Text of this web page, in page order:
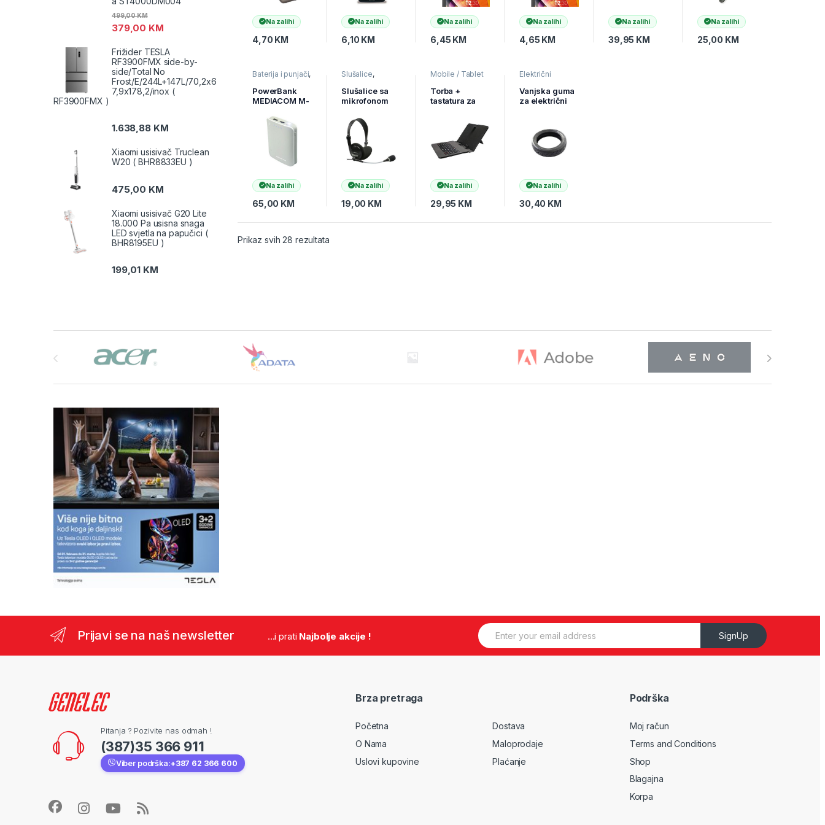
Na zalihi
4,70 KM
Na zalihi
6,10 KM
Na zalihi
6,45 KM
Na zalihi
4,65 KM
Na zalihi
39,95 KM
Na zalihi
25,00 KM
Baterija i punjači,
Elektronika
Punjive baterije
PowerBank
MEDIACOM M-
punjač za
baterije
Na zalihi
65,00 KM
Slušalice,
audio
Slušalice sa
mikrofonom
AP855
Na zalihi
19,00 KM
Mobile / Tablet
Uređaji
Torba +
tastatura za
CASEK7 7″
Na zalihi
29,95 KM
Električni
Elektronika,
eMobilnost
Vanjska guma
za električni
Na zalihi
30,40 KM
Prikaz svih 28 rezultata
379,00 KM
499,00KM
Frižider TESLA
RF3900FMX side-by-
side/Total No
Frost/E/244L+147L/70,2x6
7,9x178,2/inox (
RF3900FMX )
1.638,88 KM
Xiaomi usisivač Truclean
W20 ( BHR8833EU )
475,00 KM
Xiaomi usisivač G20 Lite
18.000 Pa usisna snaga
LED svjetla na papučici (
BHR8195EU )
199,01 KM
Prijavi se na naš newsletter ...i prati Najbolje akcije !
E
m
SignUp
Pitanja ? Pozivite nas odmah !
(387)35 366 911
Viber podrška:+387 62 366 600
Brza pretraga
Početna
O Nama
Uslovi kupovine
Dostava
Maloprodaje
Plaćanje
Podrška
Moj račun
Terms and Conditions
Shop
Blagajna
Korpa